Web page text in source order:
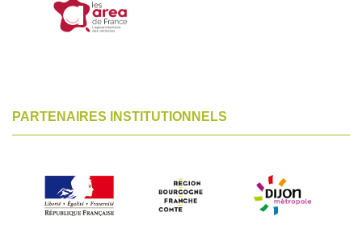
PARTENAIRES INSTITUTIONNELS